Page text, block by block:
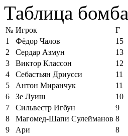
Таблица
№ Игрок
Г
1
Фёдор Чалов
15
2
Сердар Азмун
13
3
Виктор Классон
12
4
Себастьян Дриусси
11
5
Антон Миранчук
11
6
Зе Луиш
10
7
Сильвестр Игбун
9
8
Магомед-Шапи Сулейманов 8
9
Ари
8